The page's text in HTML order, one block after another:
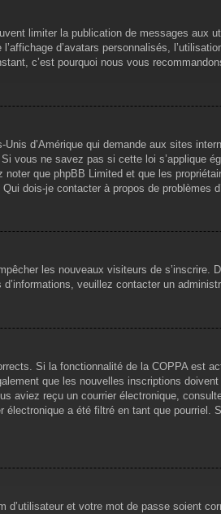
limiter la publication de messages
d’avatars personnalisés,
c’est pourquoi nous vous
d’Amérique qui demande aux sites
vous ne savez pas si cette loi s’applique
que phpBB Limited et que les
dois-je contacter à propos de problèmes
les nouveaux visiteurs de
veuillez contacter un
Si la fonctionnalité de la COPPA est
que les nouvelles inscriptions
aviez reçu un courrier électronique,
a été filtré en tant que
et votre mot de passe soient